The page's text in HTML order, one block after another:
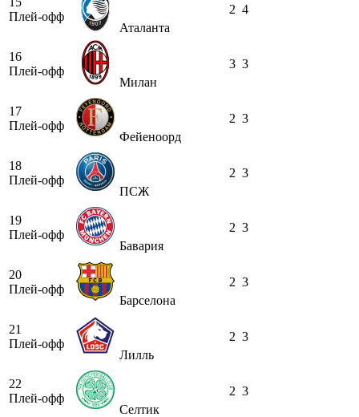
Плей-офф
Аталанта
2 4
16
Плей-офф
Милан
3 3
17
Плей-офф
Фейеноорд
2 3
18
Плей-офф
ПСЖ
2 3
19
Плей-офф
Бавария
2 3
20
Плей-офф
Барселона
2 3
21
Плей-офф
Лилль
2 3
22
Плей-офф
Селтик
2 3